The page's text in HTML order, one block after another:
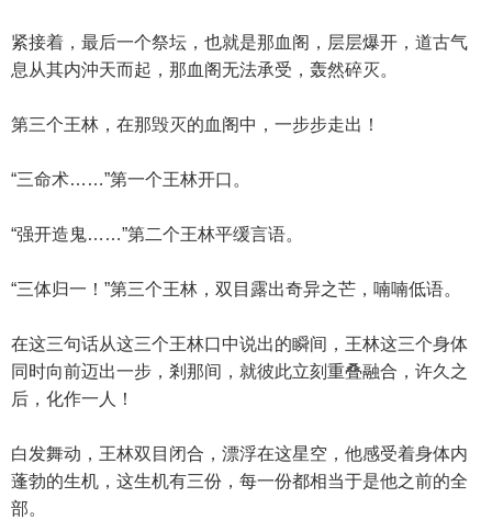
紧接着，最后一个祭坛，也就是那血阁，层层爆开，道古气
息从其内沖天而起，那血阁无法承受，轰然碎灭。
第三个王林，在那毁灭的血阁中，一步步走出！
“三命术……”第一个王林开口。
“强开造鬼……”第二个王林平缓言语。
“三体归一！”第三个王林，双目露出奇异之芒，喃喃低语。
在这三句话从这三个王林口中说出的瞬间，王林这三个身体
同时向前迈出一步，剎那间，就彼此立刻重叠融合，许久之
后，化作一人！
白发舞动，王林双目闭合，漂浮在这星空，他感受着身体内
蓬勃的生机，这生机有三份，每一份都相当于是他之前的全
部。